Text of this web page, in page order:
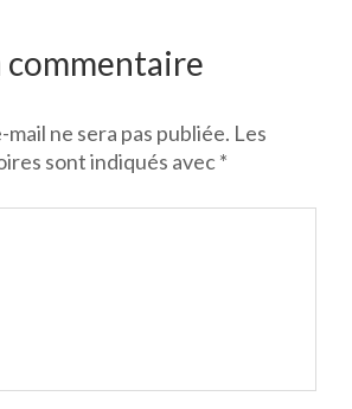
commentaire
ne sera pas publiée. Les
sont indiqués avec*